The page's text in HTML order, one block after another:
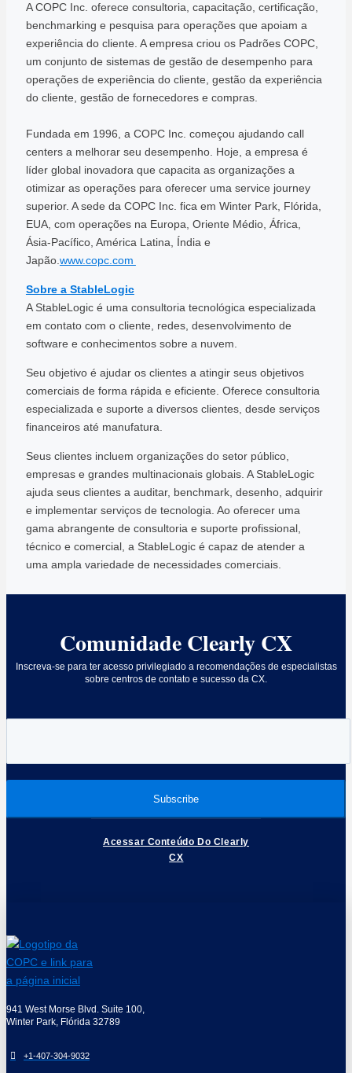
A COPC Inc. oferece consultoria, capacitação, certificação,
benchmarking e pesquisa para operações que apoiam a
experiência do cliente. A empresa criou os Padrões COPC,
um conjunto de sistemas de gestão de desempenho para
operações de experiência do cliente, gestão da experiência
do cliente, gestão de fornecedores e compras.
Fundada em 1996, a COPC Inc. começou ajudando call
centers a melhorar seu desempenho. Hoje, a empresa é
líder global inovadora que capacita as organizações a
otimizar as operações para oferecer uma service journey
superior. A sede da COPC Inc. fica em Winter Park, Flórida,
EUA, com operações na Europa, Oriente Médio, África,
Ásia-Pacífico, América Latina, Índia e
Japão. www.copc.com
Sobre a StableLogic
A StableLogic é uma consultoria tecnológica especializada
em contato com o cliente, redes, desenvolvimento de
software e conhecimentos sobre a nuvem.
Seu objetivo é ajudar os clientes a atingir seus objetivos
comerciais de forma rápida e eficiente. Oferece consultoria
especializada e suporte a diversos clientes, desde serviços
financeiros até manufatura.
Seus clientes incluem organizações do setor público,
empresas e grandes multinacionais globais. A StableLogic
ajuda seus clientes a auditar, benchmark, desenho, adquirir
e implementar serviços de tecnologia. Ao oferecer uma
gama abrangente de consultoria e suporte profissional,
técnico e comercial, a StableLogic é capaz de atender a
uma ampla variedade de necessidades comerciais.
Comunidade Clearly CX
Inscreva-se para ter acesso privilegiado a recomendações de especialistas
sobre centros de contato e sucesso da CX.
Acessar Conteúdo Do Clearly
CX
941 West Morse Blvd. Suite 100,
Winter Park, Flórida 32789
+1-407-304-9032